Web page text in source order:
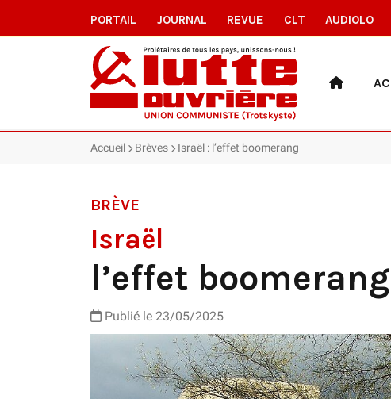
PORTAIL JOURNAL REVUE CLT AUDIOLO
Accueil Brèves Israël : l’effet boomerang
BRÈVE
Israël
l’effet boomerang
Publié le 23/05/2025